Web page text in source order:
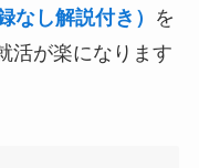
なし解説付き）
を
活が楽になります